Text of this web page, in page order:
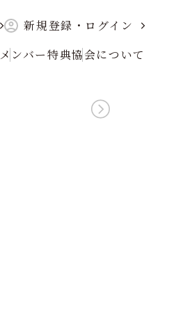
新規登録・ログイン
メンバー特典協会について